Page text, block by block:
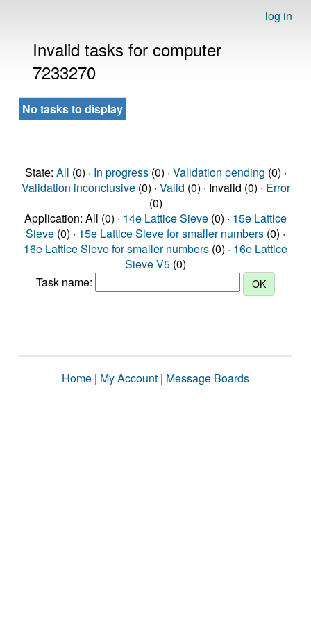
log in
Invalid tasks for computer
7233270
No tasks to display
State: All (0) · In progress(0) · Validation pending (0) ·
Validation inconclusive(0) · Valid (0) · Invalid (0) · Error
(0)
Application: All (0) · 14e Lattice Sieve (0) · 15e Lattice
Sieve (0) · 15e Lattice Sieve for smaller numbers (0) ·
16e Lattice Sieve for smaller numbers (0) · 16e Lattice
Sieve V5 (0)
Task name:
Home | My Account | Message Boards